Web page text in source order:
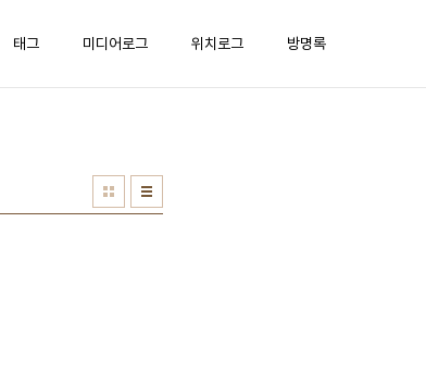
태그 미디어로그 위치로그 방명록